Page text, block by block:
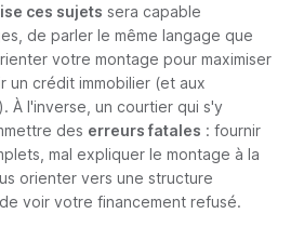
ces sujets sera capable
de parler le même langage que
votre montage pour maximiser
un crédit immobilier (et aux
À l'inverse, un courtier qui s'y
des erreurs fatales : fournir
mal expliquer le montage à la
orienter vers une structure
voir votre financement refusé.